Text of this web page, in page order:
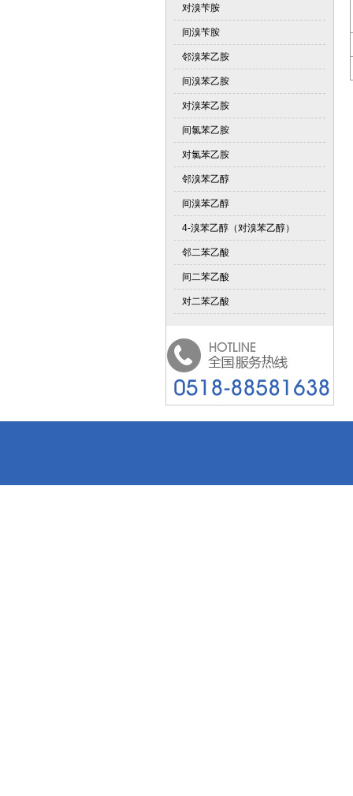
对溴苄胺
间溴苄胺
邻溴苯乙胺
间溴苯乙胺
对溴苯乙胺
间氯苯乙胺
对氯苯乙胺
邻溴苯乙醇
间溴苯乙醇
4-溴苯乙醇（对溴苯乙醇）
邻二苯乙酸
间二苯乙酸
对二苯乙酸